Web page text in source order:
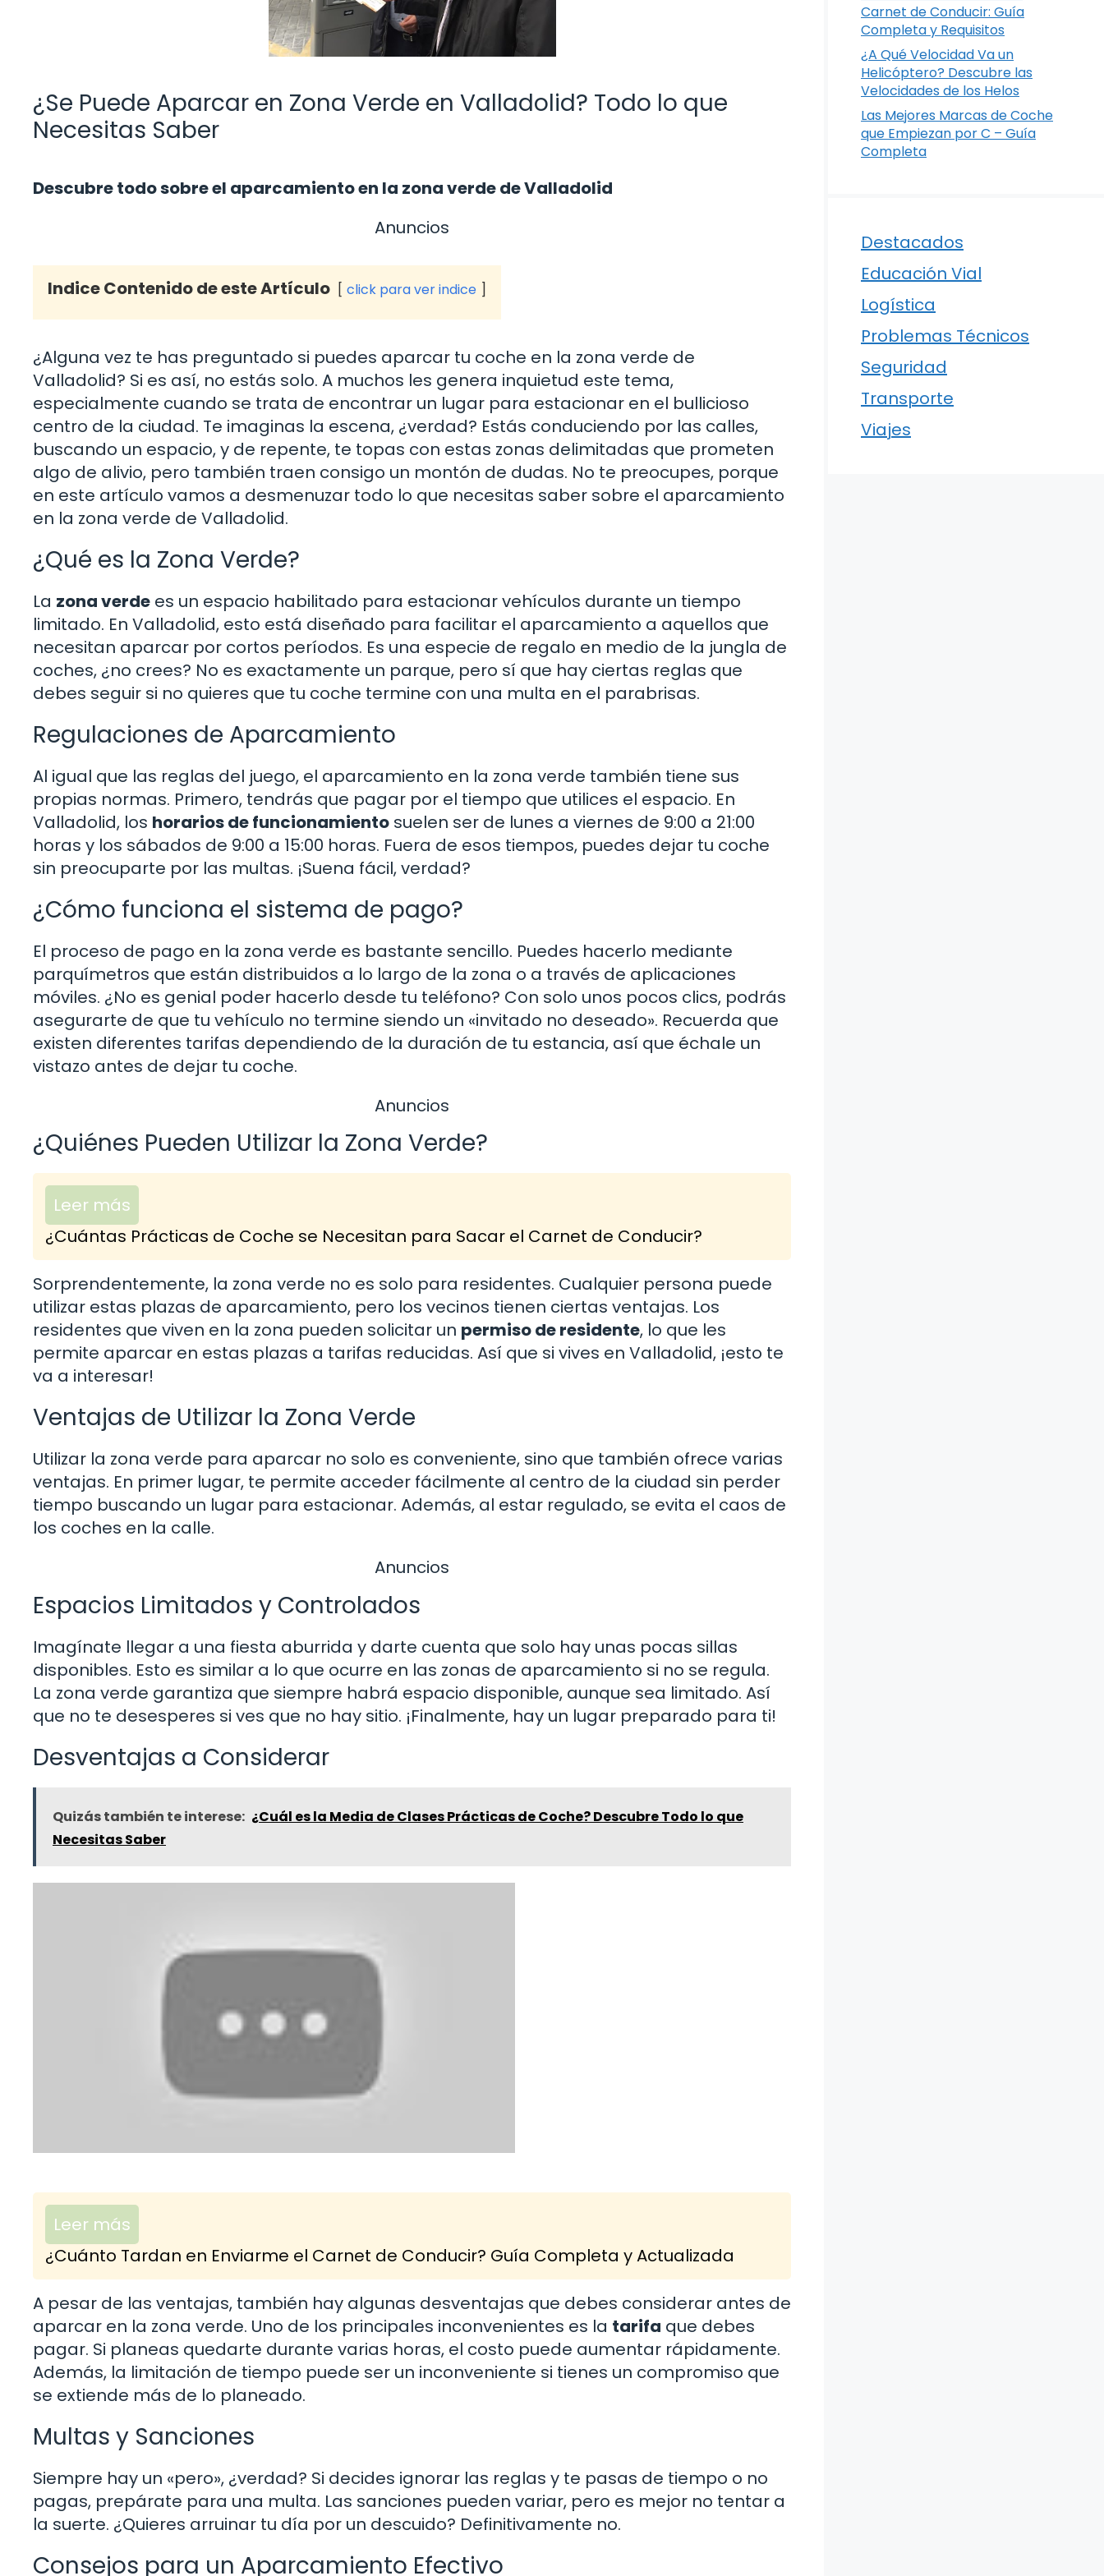
¿Se Puede Aparcar en Zona Verde en Valladolid? Todo lo que
Necesitas Saber
Descubre todo sobre el aparcamiento en la zona verde de Valladolid
Anuncios
Indice Contenido de este Artículo click para ver indice
¿Alguna vez te has preguntado si puedes aparcar tu coche en la zona verde de
Valladolid? Si es así, no estás solo. A muchos les genera inquietud este tema,
especialmente cuando se trata de encontrar un lugar para estacionar en el bullicioso
centro de la ciudad. Te imaginas la escena, ¿verdad? Estás conduciendo por las calles,
buscando un espacio, y de repente, te topas con estas zonas delimitadas que prometen
algo de alivio, pero también traen consigo un montón de dudas. No te preocupes, porque
en este artículo vamos a desmenuzar todo lo que necesitas saber sobre el aparcamiento
en la zona verde de Valladolid.
¿Qué es la Zona Verde?
La zona verde es un espacio habilitado para estacionar vehículos durante un tiempo
limitado. En Valladolid, esto está diseñado para facilitar el aparcamiento a aquellos que
necesitan aparcar por cortos períodos. Es una especie de regalo en medio de la jungla de
coches, ¿no crees? No es exactamente un parque, pero sí que hay ciertas reglas que
debes seguir si no quieres que tu coche termine con una multa en el parabrisas.
Regulaciones de Aparcamiento
Al igual que las reglas del juego, el aparcamiento en la zona verde también tiene sus
propias normas. Primero, tendrás que pagar por el tiempo que utilices el espacio. En
Valladolid, los horarios de funcionamiento suelen ser de lunes a viernes de 9:00 a 21:00
horas y los sábados de 9:00 a 15:00 horas. Fuera de esos tiempos, puedes dejar tu coche
sin preocuparte por las multas. ¡Suena fácil, verdad?
¿Cómo funciona el sistema de pago?
El proceso de pago en la zona verde es bastante sencillo. Puedes hacerlo mediante
parquímetros que están distribuidos a lo largo de la zona o a través de aplicaciones
móviles. ¿No es genial poder hacerlo desde tu teléfono? Con solo unos pocos clics, podrás
asegurarte de que tu vehículo no termine siendo un «invitado no deseado». Recuerda que
existen diferentes tarifas dependiendo de la duración de tu estancia, así que échale un
vistazo antes de dejar tu coche.
Anuncios
¿Quiénes Pueden Utilizar la Zona Verde?
Leer más
¿Cuántas Prácticas de Coche se Necesitan para Sacar el Carnet de Conducir?
Sorprendentemente, la zona verde no es solo para residentes. Cualquier persona puede
utilizar estas plazas de aparcamiento, pero los vecinos tienen ciertas ventajas. Los
residentes que viven en la zona pueden solicitar un permiso de residente, lo que les
permite aparcar en estas plazas a tarifas reducidas. Así que si vives en Valladolid, ¡esto te
va a interesar!
Ventajas de Utilizar la Zona Verde
Utilizar la zona verde para aparcar no solo es conveniente, sino que también ofrece varias
ventajas. En primer lugar, te permite acceder fácilmente al centro de la ciudad sin perder
tiempo buscando un lugar para estacionar. Además, al estar regulado, se evita el caos de
los coches en la calle.
Anuncios
Espacios Limitados y Controlados
Imagínate llegar a una fiesta aburrida y darte cuenta que solo hay unas pocas sillas
disponibles. Esto es similar a lo que ocurre en las zonas de aparcamiento si no se regula.
La zona verde garantiza que siempre habrá espacio disponible, aunque sea limitado. Así
que no te desesperes si ves que no hay sitio. ¡Finalmente, hay un lugar preparado para ti!
Desventajas a Considerar
Quizás también te interese: ¿Cuál es la Media de Clases Prácticas de Coche? Descubre Todo lo que
Necesitas Saber
Leer más
¿Cuánto Tardan en Enviarme el Carnet de Conducir? Guía Completa y Actualizada
A pesar de las ventajas, también hay algunas desventajas que debes considerar antes de
aparcar en la zona verde. Uno de los principales inconvenientes es la tarifa que debes
pagar. Si planeas quedarte durante varias horas, el costo puede aumentar rápidamente.
Además, la limitación de tiempo puede ser un inconveniente si tienes un compromiso que
se extiende más de lo planeado.
Multas y Sanciones
Siempre hay un «pero», ¿verdad? Si decides ignorar las reglas y te pasas de tiempo o no
pagas, prepárate para una multa. Las sanciones pueden variar, pero es mejor no tentar a
la suerte. ¿Quieres arruinar tu día por un descuido? Definitivamente no.
Consejos para un Aparcamiento Efectivo
Carnet de Conducir: Guía
Completa y Requisitos
¿A Qué Velocidad Va un
Helicóptero? Descubre las
Velocidades de los Helos
Las Mejores Marcas de Coche
que Empiezan por C – Guía
Completa
Destacados
Educación Vial
Logística
Problemas Técnicos
Seguridad
Transporte
Viajes